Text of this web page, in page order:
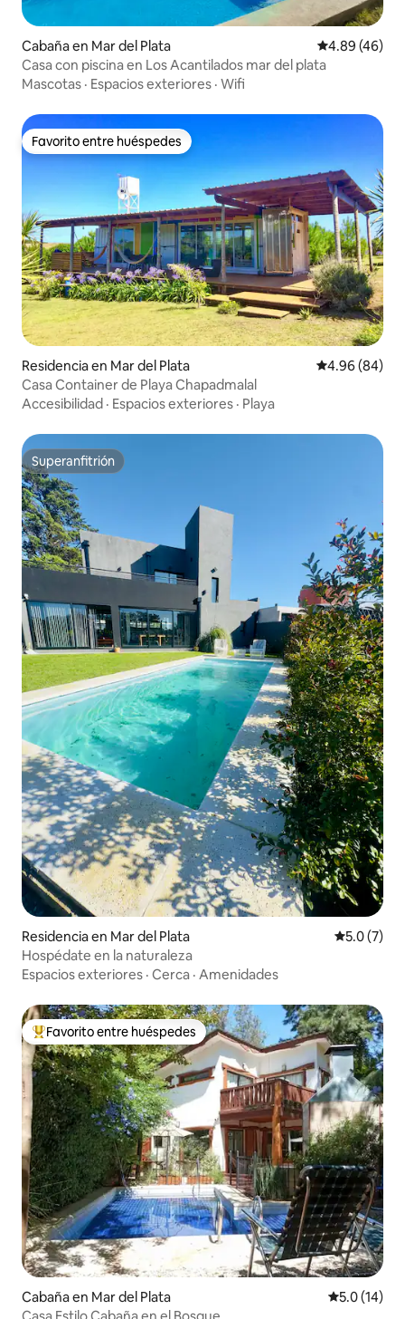
Cabaña en Mar del Plata Calificación
4.89 (46)
Casa con piscina en Los Acantilados mar del plata
Mascotas · Espacios exteriores · Wifi
Favorito entre huéspedes
Favorito entre huéspedes
Residencia en Mar del Plata Calificación
4.96 (84)
Casa Container de Playa Chapadmalal
Accesibilidad · Espacios exteriores · Playa
Superanfitrión
Superanfitrión
Residencia en Mar del Plata
5.0 (7)
Hospédate en la naturaleza
Espacios exteriores · Cerca · Amenidades
De los mejores en Favorito entre huéspedes
Favorito entre huéspedes
Cabaña en Mar del Plata Calificación
5.0 (14)